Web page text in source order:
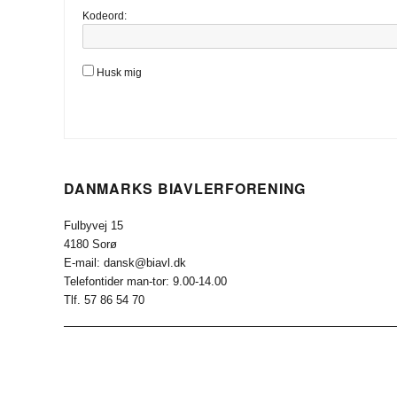
Kodeord:
Husk mig
DANMARKS BIAVLERFORENING
Fulbyvej 15
4180 Sorø
E-mail: dansk@biavl.dk
Telefontider man-tor: 9.00-14.00
Tlf. 57 86 54 70